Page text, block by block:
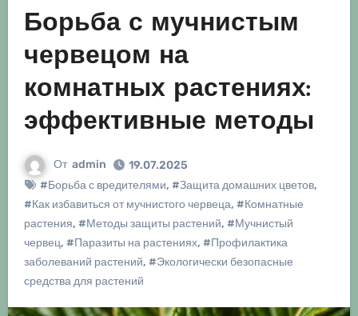
Борьба с мучнистым
червецом на
комнатных растениях:
эффективные методы
От admin
19.07.2025
#Борьба с вредителями, #Защита домашних цветов,
#Как избавиться от мучнистого червеца, #Комнатные
растения, #Методы защиты растений, #Мучнистый
червец, #Паразиты на растениях, #Профилактика
заболеваний растений, #Экологически безопасные
средства для растений